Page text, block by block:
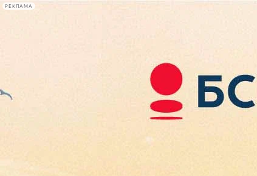
РЕКЛАМА